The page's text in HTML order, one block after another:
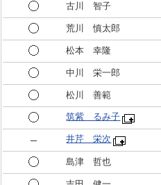
古川 智子
荒川 慎太郎
松本 幸隆
中川 栄一郎
松川 善範
筑紫 るみ子
井芹 栄次
島津 哲也